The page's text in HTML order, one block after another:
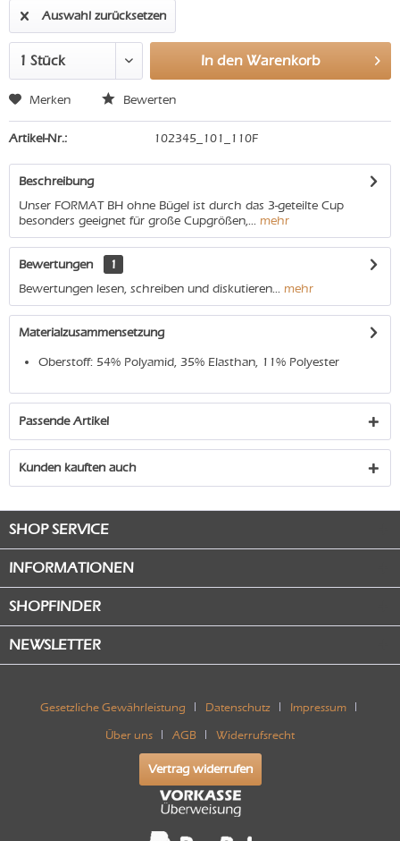
Auswahl zurücksetzen
In den Warenkorb
Merken Bewerten
Artikel-Nr.: 102345_101_110F
Beschreibung
Unser FORMAT BH ohne Bügel ist durch das 3-geteilte Cup
besonders geeignet für große Cupgrößen,... mehr
Bewertungen
1
Bewertungen lesen, schreiben und diskutieren... mehr
Materialzusammensetzung
Oberstoff: 54% Polyamid, 35% Elasthan, 11% Polyester
Passende Artikel
Kunden kauften auch
SHOP SERVICE
INFORMATIONEN
SHOPFINDER
NEWSLETTER
Gesetzliche Gewährleistung Datenschutz Impressum
Über uns AGB Widerrufsrecht
Vertrag widerrufen